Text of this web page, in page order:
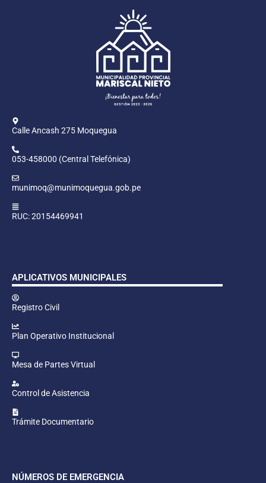
Calle Ancash 275 Moquegua
053-458000 (Central Telefónica)
munimoq@munimoquegua.gob.pe
RUC: 20154469941
APLICATIVOS MUNICIPALES
Registro Civil
Plan Operativo Institucional
Mesa de Partes Virtual
Control de Asistencia
Trámite Documentario
NÚMEROS DE EMERGENCIA